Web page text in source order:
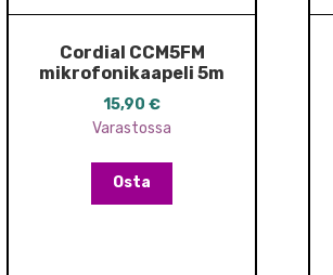
Cordial CCM5FM
mikrofonikaapeli 5m
15,90€
Varastossa
Osta